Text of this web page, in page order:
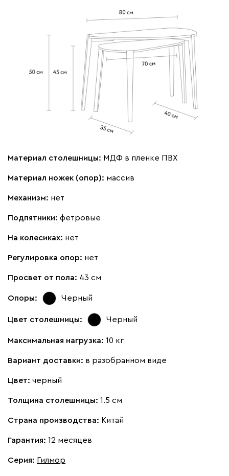
Материал столешницы: МДФ в пленке ПВХ
Материал ножек (опор): массив
Механизм: нет
Подпятники: фетровые
На колесиках: нет
Регулировка опор: нет
Просвет от пола: 43 см
Опоры: Черный
Цвет столешницы: Черный
Максимальная нагрузка: 10 кг
Вариант доставки: в разобранном виде
Цвет: черный
Толщина столешницы: 1.5 см
Страна производства: Китай
Гарантия: 12 месяцев
Серия: Гилмор